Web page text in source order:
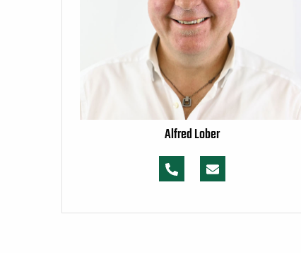
Alfred Lober